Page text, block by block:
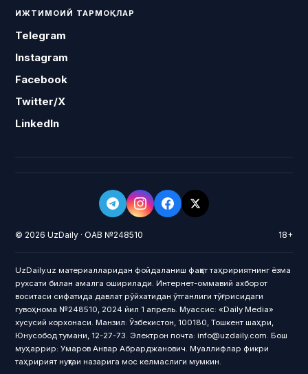
ИЖТИМОИЙ ТАРМОҚЛАР
Telegram
Instagram
Facebook
Twitter/X
LinkedIn
© 2026 UzDaily · ОАВ №248510 18+
UzDaily.uz материалларидан фойдаланиш фақат таҳририятнинг ёзма
рухсати билан амалга оширилади. Интернет-оммавий ахборот
воситаси сифатида давлат рўйхатидан ўтганлиги тўғрисидаги
гувоҳнома №248510, 2024 йил 1 апрель. Муассис: «Daily Media»
хусусий корхонаси. Манзил: Ўзбекистон, 100180, Тошкент шаҳри,
Юнусобод тумани, 12-27-73. Электрон почта: info@uzdaily.com. Бош
муҳаррир: Умаров Анвар Абрарджанович. Муаллифлар фикри
таҳририят нуқтаи назарига мос келмаслиги мумкин.